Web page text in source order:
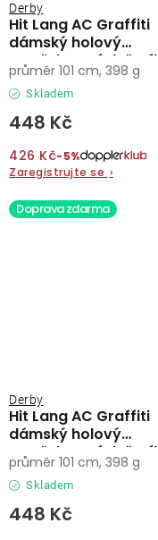
Hit Lang AC Graffiti
dámský holový
vystřelovací deštník
Derby
Skladem
448 Kč
426 Kč−5%
Zaregistrujte se ›
průměr 101 cm, 398 g
Doprava zdarma
Hit Lang AC Graffiti
dámský holový
vystřelovací deštník
Derby
Skladem
448 Kč
průměr 101 cm, 398 g